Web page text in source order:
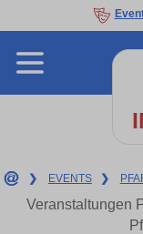
❯ EVENTS ❯
Veranstaltungen